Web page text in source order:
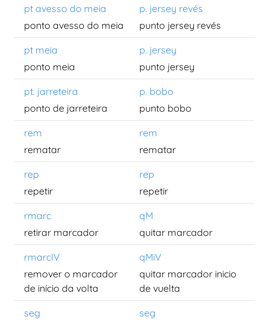
pt avesso do meia
p. jersey revés
ponto avesso do meia
punto jersey revés
pt meia
p. jersey
ponto meia
punto jersey
pt. jarreteira
p. bobo
ponto de jarreteira
punto bobo
rem
rem
rematar
rematar
rep
rep
repetir
repetir
rmarc
qM
retirar marcador
quitar marcador
rmarcIV
qMiV
remover o marcador
de início da volta
quitar marcador inicio
de vuelta
seg
seg